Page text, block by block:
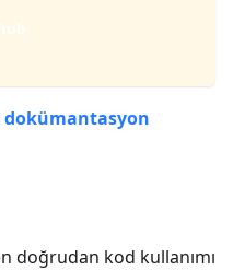
dokümantasyon
doğrudan kod kullanımı